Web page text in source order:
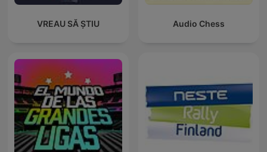
VREAU SĂ ȘTIU Audio Chess